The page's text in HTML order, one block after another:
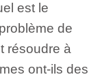
est le
de
résoudre à
ont-ils des